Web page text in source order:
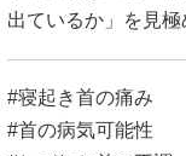
#放置リスク